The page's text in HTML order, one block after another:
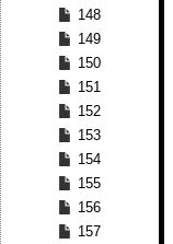
148
149
150
151
152
153
154
155
156
157